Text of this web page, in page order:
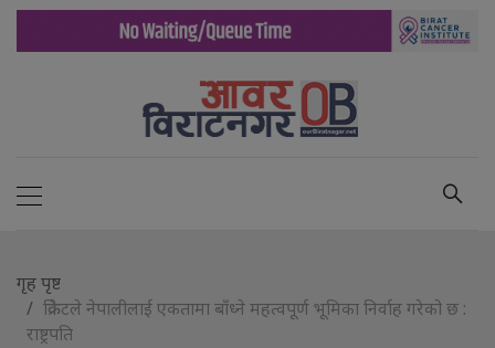
गृह पृष्ट
क्रिकेटले नेपालीलाई एकतामा बाँध्ने महत्वपूर्ण भूमिका निर्वाह गरेको छ :
राष्ट्रपति